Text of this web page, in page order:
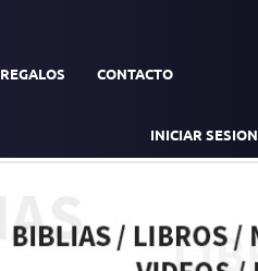
REGALOS CONTACTO
INICIAR SESION